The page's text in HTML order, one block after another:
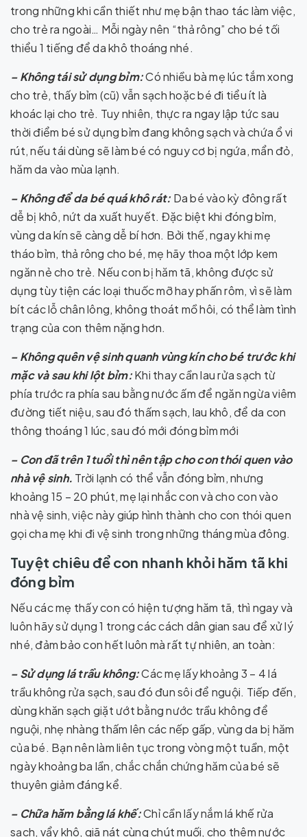
trong những khi cần thiết như mẹ bận thao tác làm việc,
cho trẻ ra ngoài… Mỗi ngày nên “thả rông” cho bé tối
thiểu 1 tiếng để da khô thoáng nhé.
– Không tái sử dụng bỉm:Có nhiều bà mẹ lúc tắm xong
cho trẻ, thấy bỉm (cũ) vẫn sạch hoặc bé đi tiểu ít là
khoác lại cho trẻ. Tuy nhiên, thực ra ngay lập tức sau
thời điểm bé sử dụng bỉm đang không sạch và chứa ổ vi
rút, nếu tái dùng sẽ làm bé có nguy cơ bị ngứa, mẩn đỏ,
hăm da vào mùa lạnh.
– Không để da bé quá khô rát: Da bé vào kỳ đông rất
dễ bị khô, nứt da xuất huyết. Đặc biệt khi đóng bỉm,
vùng da kín sẽ càng dễ bí hơn. Bởi thế, ngay khi mẹ
tháo bỉm, thả rông cho bé, mẹ hãy thoa một lớp kem
ngăn nẻ cho trẻ. Nếu con bị hăm tã, không được sử
dụng tùy tiện các loại thuốc mỡ hay phấn rôm, vì sẽ làm
bít các lỗ chân lông, không thoát mồ hôi, có thể làm tình
trạng của con thêm nặng hơn.
– Không quên vệ sinh quanh vùng kín cho bé trước khi
mặc và sau khi lột bỉm:Khi thay cần lau rửa sạch từ
phía trước ra phía sau bằng nước ấm để ngăn ngừa viêm
đường tiết niệu, sau đó thấm sạch, lau khô, để da con
thông thoáng 1 lúc, sau đó mới đóng bỉm mới
– Con đã trên 1 tuổi thì nên tập cho con thói quen vào
nhà vệ sinh. Trời lạnh có thể vẫn đóng bỉm, nhưng
khoảng 15 – 20 phút, mẹ lại nhắc con và cho con vào
nhà vệ sinh, việc này giúp hình thành cho con thói quen
gọi cha mẹ khi đi vệ sinh trong những tháng mùa đông.
Tuyệt chiêu để con nhanh khỏi hăm tã khi
đóng bỉm
Nếu các mẹ thấy con có hiện tượng hăm tã, thì ngay và
luôn hãy sử dụng 1 trong các cách dân gian sau để xử lý
nhé, đảm bảo con hết luôn mà rất tự nhiên, an toàn:
– Sử dụng lá trầu không:Các mẹ lấy khoảng 3 – 4 lá
trầu không rửa sạch, sau đó đun sôi để nguội. Tiếp đến,
dùng khăn sạch giặt ướt bằng nước trầu không để
nguội, nhẹ nhàng thấm lên các nếp gấp, vùng da bị hăm
của bé. Bạn nên làm liên tục trong vòng một tuần, một
ngày khoảng ba lần, chắc chắn chứng hăm của bé sẽ
thuyên giảm đáng kể.
– Chữa hăm bằng lá khế:Chỉ cần lấy nắm lá khế rửa
sạch, vẩy khô, giã nát cùng chút muối, cho thêm nước